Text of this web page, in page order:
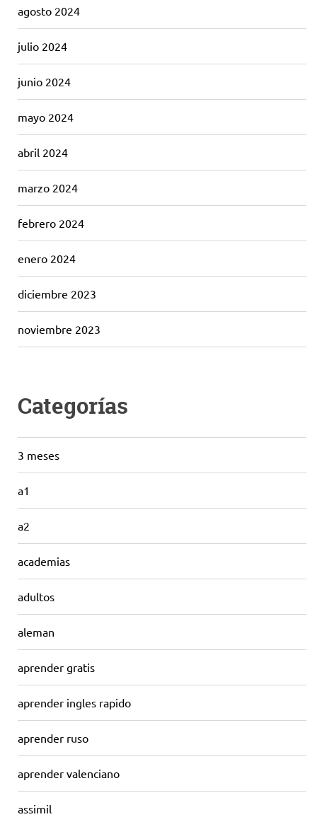
agosto 2024
julio 2024
junio 2024
mayo 2024
abril 2024
marzo 2024
febrero 2024
enero 2024
diciembre 2023
noviembre 2023
Categorías
3 meses
a1
a2
academias
adultos
aleman
aprender gratis
aprender ingles rapido
aprender ruso
aprender valenciano
assimil